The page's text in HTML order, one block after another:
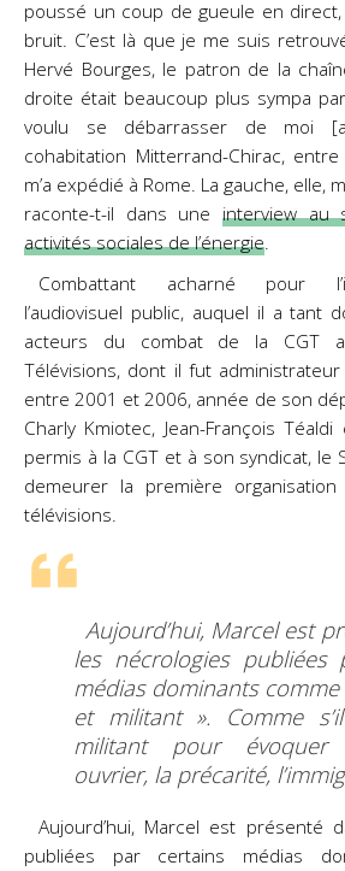
poussé un coup de gueule en
bruit. C’est là que je me suis
Hervé Bourges, le patron de la
droite était beaucoup plus sympa
voulu se débarrasser de moi
cohabitation Mitterrand-Chirac,
m’a expédié à Rome. La gauche, elle,
raconte-t-il dans une interview au
activités sociales de l’énergie.
Combattant acharné pour
l’audiovisuel public, auquel il a tant
acteurs du combat de la CGT
Télévisions, dont il fut
entre 2001 et 2006, année de son
Charly Kmiotec, Jean-François
permis à la CGT et à son syndicat, le
demeurer la première organisation
télévisions.
Aujourd’hui, Marcel est
les nécrologies publiées
médias dominants
et militant ». Comme
militant pour
ouvrier, la précarité,
Aujourd’hui, Marcel est présenté
publiées par certains médias